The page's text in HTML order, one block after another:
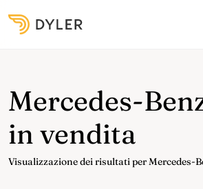
Mercedes-
in vendita
Visualizzazione dei risultati per Mercedes-